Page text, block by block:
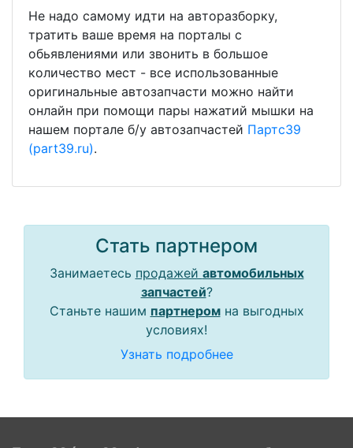
Не надо самому идти на авторазборку,
тратить ваше время на порталы с
обьявлениями или звонить в большое
количество мест - все использованные
оригинальные автозапчасти можно найти
онлайн при помощи пары нажатий мышки на
нашем портале б/у автозапчастей Партс39
(part39.ru).
Стать партнером
Занимаетесь продажей автомобильных
запчастей?
Станьте нашим партнеромна выгодных
условиях!
Узнать подробнее